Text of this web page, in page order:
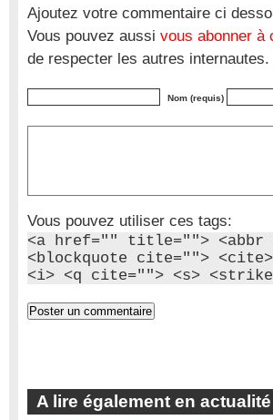
Ajoutez votre commentaire ci
Vous pouvez aussi vous abonner à
de respecter les autres
Nom (requis)
Vous pouvez utiliser ces tags:
<a href="" title=""> <abbr
<blockquote cite=""> <cite>
<i> <q cite=""> <s>
A lire également en